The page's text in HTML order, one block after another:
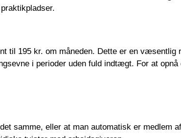
til 195 kr. om måneden. Dette er en
i perioder uden fuld indtægt. For at
samme, eller at man automatisk er medlem